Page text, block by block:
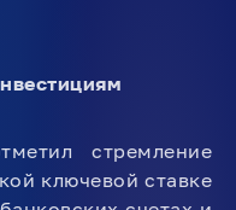
стремление
ключевой ставке